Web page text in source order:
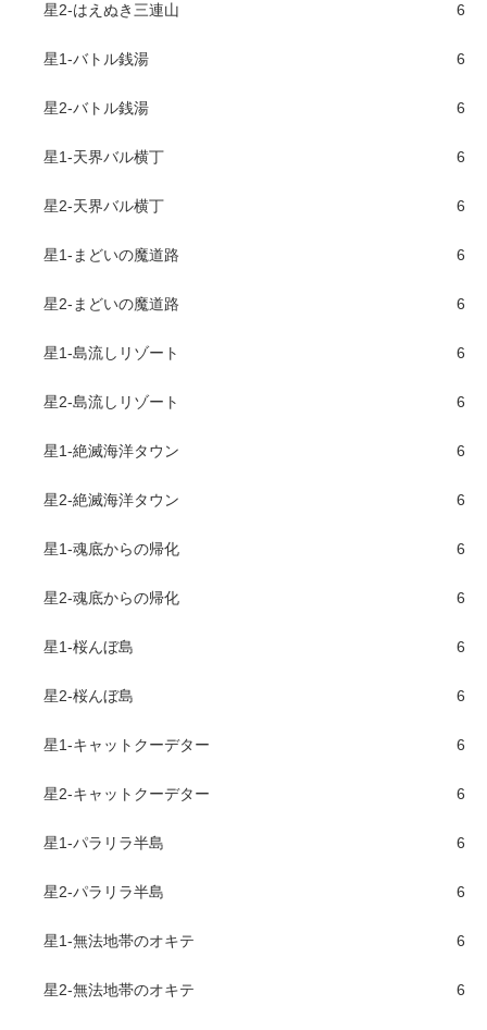
星2-はえぬき三連山 6
星1-バトル銭湯 6
星2-バトル銭湯 6
星1-天界バル横丁 6
星2-天界バル横丁 6
星1-まどいの魔道路 6
星2-まどいの魔道路 6
星1-島流しリゾート 6
星2-島流しリゾート 6
星1-絶滅海洋タウン 6
星2-絶滅海洋タウン 6
星1-魂底からの帰化 6
星2-魂底からの帰化 6
星1-桜んぼ島 6
星2-桜んぼ島 6
星1-キャットクーデター 6
星2-キャットクーデター 6
星1-パラリラ半島 6
星2-パラリラ半島 6
星1-無法地帯のオキテ 6
星2-無法地帯のオキテ 6